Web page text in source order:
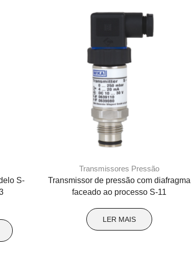
S-
Transmissores Pressão
Transmissor de pressão com diafragma
faceado ao processo S-11
LER MAIS